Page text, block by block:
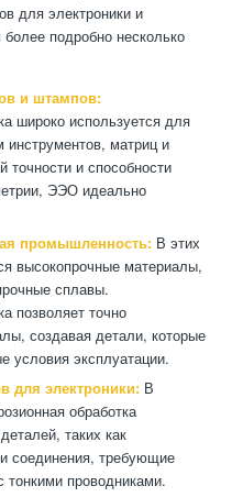
для электроники и
подробно несколько
и штампов:
широко используется для
матриц и
и способности
ЭЭО идеально
промышленность:В этих
высокопрочные материалы,
сплавы.
позволяет точно
создавая детали, которые
условия эксплуатации.
для электроники:В
обработка
таких как
соединения, требующие
тонкими проводниками.